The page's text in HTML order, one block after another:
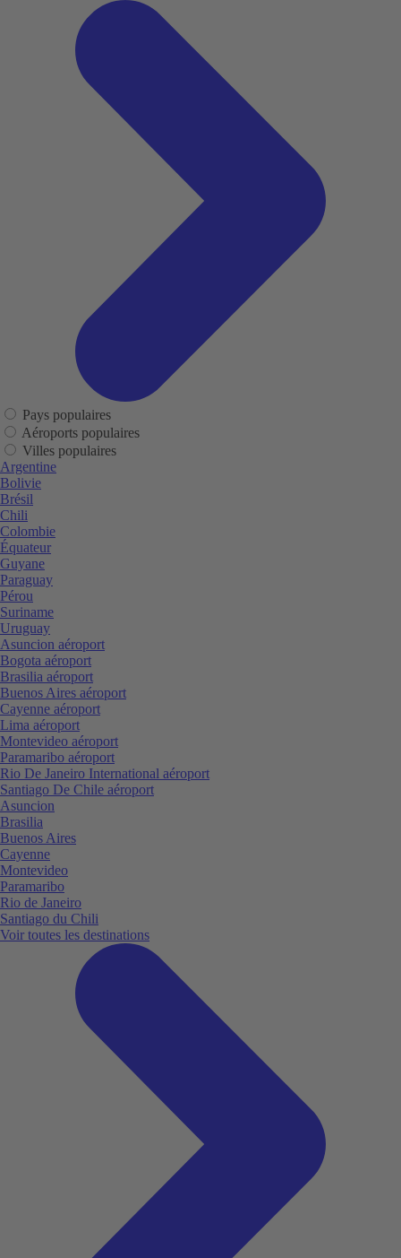
Pays populaires
Aéroports populaires
Villes populaires
Argentine
Bolivie
Brésil
Chili
Colombie
Équateur
Guyane
Paraguay
Pérou
Suriname
Uruguay
Asuncion aéroport
Bogota aéroport
Brasilia aéroport
Buenos Aires aéroport
Cayenne aéroport
Lima aéroport
Montevideo aéroport
Paramaribo aéroport
Rio De Janeiro International aéroport
Santiago De Chile aéroport
Asuncion
Brasilia
Buenos Aires
Cayenne
Montevideo
Paramaribo
Rio de Janeiro
Santiago du Chili
Voir toutes les destinations